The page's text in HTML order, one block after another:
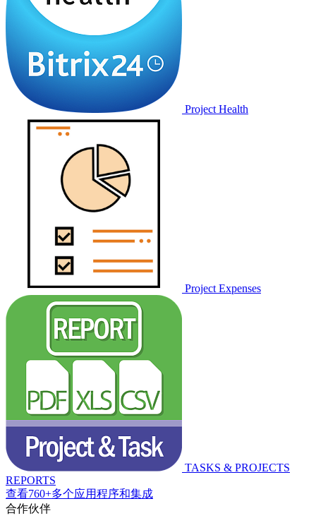
Project Health
Project Expenses
TASKS & PROJECTS
REPORTS
查看760+多个应用程序和集成
合作伙伴